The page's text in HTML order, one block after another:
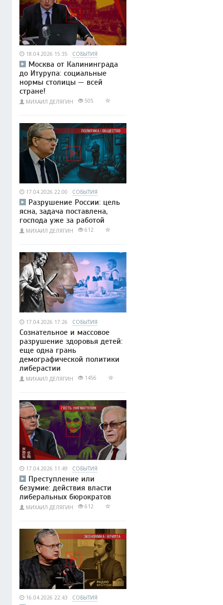
18.04.2026 15:35 СОБЫТИЯ
Москва от Калининграда
до Итурупа: социальные
нормы столицы — всей
стране!
МИХАИЛ ДЕЛЯГИН 505
17.04.2026 22:00 СОБЫТИЯ
Разрушение России: цель
ясна, задача поставлена,
господа уже за работой
МИХАИЛ ДЕЛЯГИН 612
17.04.2026 17:26 СОБЫТИЯ
Сознательное и массовое
разрушение здоровья детей:
еще одна грань
демографической политики
либерастии
МИХАИЛ ДЕЛЯГИН 1456
17.04.2026 11:49 СОБЫТИЯ
Преступление или
безумие: действия власти
либеральных бюрократов
МИХАИЛ ДЕЛЯГИН 612
16.04.2026 22:43 СОБЫТИЯ